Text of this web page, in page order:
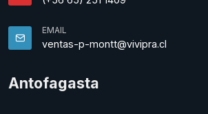
EMAIL
ventas-p-montt@vivipra.cl
Antofagasta